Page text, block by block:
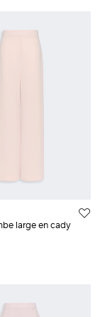
large en cady